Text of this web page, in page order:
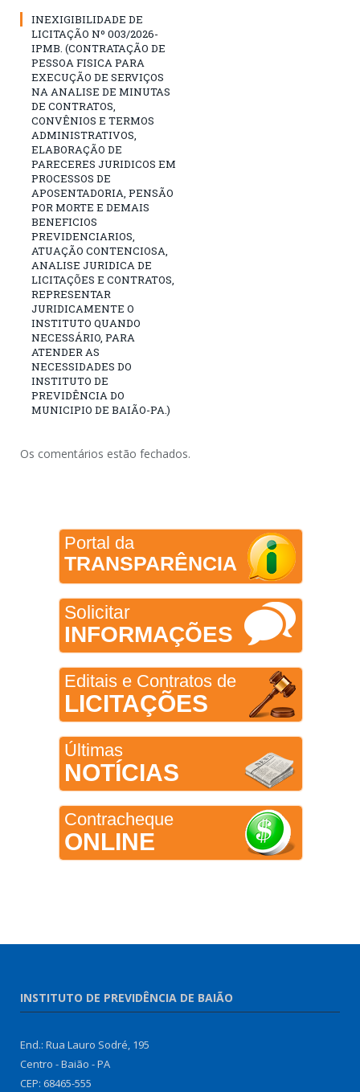
INEXIGIBILIDADE DE
LICITAÇÃO Nº 003/2026-
IPMB. (CONTRATAÇÃO DE
PESSOA FISICA PARA
EXECUÇÃO DE SERVIÇOS
NA ANALISE DE MINUTAS
DE CONTRATOS,
CONVÊNIOS E TERMOS
ADMINISTRATIVOS,
ELABORAÇÃO DE
PARECERES JURIDICOS EM
PROCESSOS DE
APOSENTADORIA, PENSÃO
POR MORTE E DEMAIS
BENEFICIOS
PREVIDENCIARIOS,
ATUAÇÃO CONTENCIOSA,
ANALISE JURIDICA DE
LICITAÇÕES E CONTRATOS,
REPRESENTAR
JURIDICAMENTE O
INSTITUTO QUANDO
NECESSÁRIO, PARA
ATENDER AS
NECESSIDADES DO
INSTITUTO DE
PREVIDÊNCIA DO
MUNICIPIO DE BAIÃO-PA.)
Os comentários estão fechados.
Portal da
TRANSPARÊNCIA
Solicitar
INFORMAÇÕES
Editais e Contratos de
LICITAÇÕES
Últimas
NOTÍCIAS
Contracheque
ONLINE
INSTITUTO DE PREVIDÊNCIA DE BAIÃO
End.: Rua Lauro Sodré, 195
Centro - Baião - PA
CEP: 68465-555